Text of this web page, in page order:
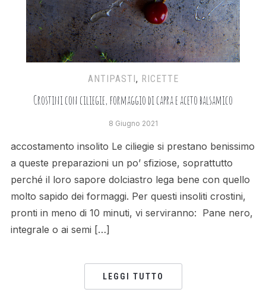
ANTIPASTI , RICETTE
Crostini con ciliegie, formaggio di capra e aceto balsamico
8 Giugno 2021
accostamento insolito Le ciliegie si prestano benissimo
a queste preparazioni un po’ sfiziose, soprattutto
perché il loro sapore dolciastro lega bene con quello
molto sapido dei formaggi. Per questi insoliti crostini,
pronti in meno di 10 minuti, vi serviranno: Pane nero,
integrale o ai semi […]
LEGGI TUTTO